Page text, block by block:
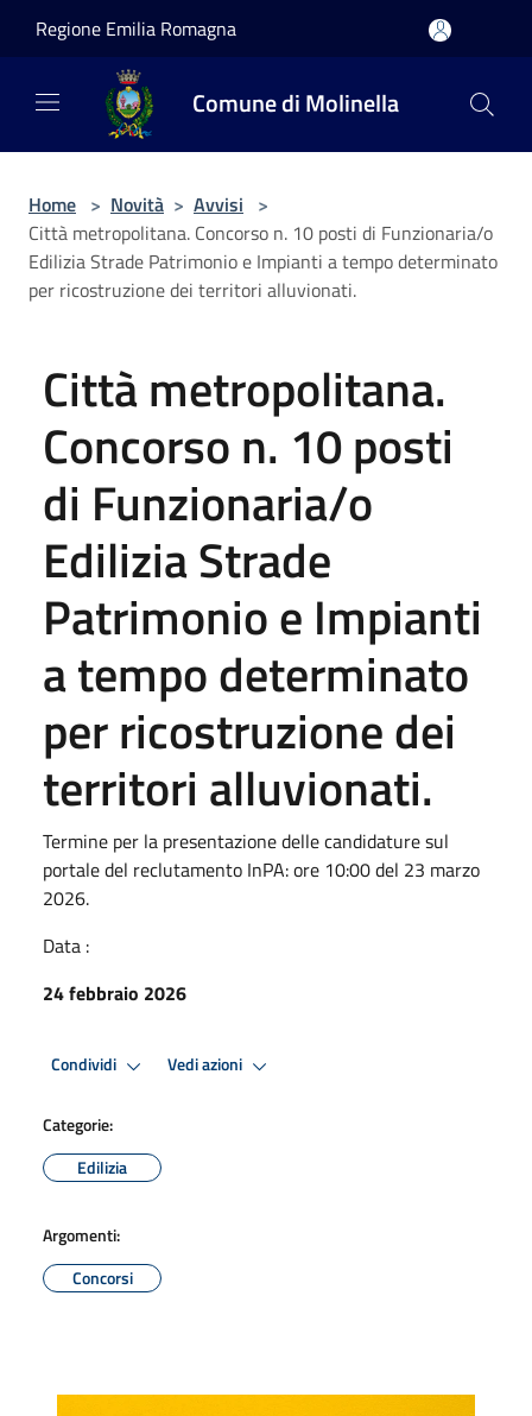
Regione Emilia Romagna
Comune di Molinella
Home > Novità > Avvisi >
Città metropolitana. Concorso n. 10 posti di Funzionaria/o
Edilizia Strade Patrimonio e Impianti a tempo determinato
per ricostruzione dei territori alluvionati.
Città metropolitana.
Concorso n. 10 posti
di Funzionaria/o
Edilizia Strade
Patrimonio e Impianti
a tempo determinato
per ricostruzione dei
territori alluvionati.
Termine per la presentazione delle candidature sul
portale del reclutamento InPA: ore 10:00 del 23 marzo
2026.
Data :
24 febbraio 2026
Condividi Vedi azioni
Categorie:
Edilizia
Argomenti:
Concorsi